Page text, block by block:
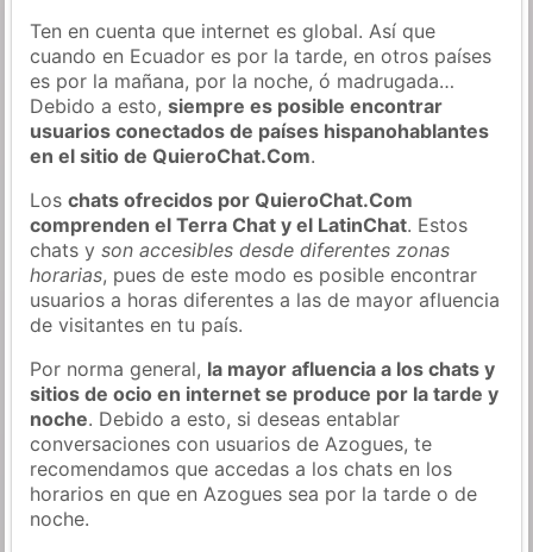
Ten en cuenta que internet es global. Así que
cuando en Ecuador es por la tarde, en otros países
es por la mañana, por la noche, ó madrugada…
Debido a esto,siempre es posible encontrar
usuarios conectados de países hispanohablantes
en el sitio de QuieroChat.Com.
Loschats ofrecidos por QuieroChat.Com
comprenden el Terra Chat y el LatinChat. Estos
chats yson accesibles desde diferentes zonas
horarias, pues de este modo es posible encontrar
usuarios a horas diferentes a las de mayor afluencia
de visitantes en tu país.
Por norma general, la mayor afluencia a los chats y
sitios de ocio en internet se produce por la tarde y
noche. Debido a esto, si deseas entablar
conversaciones con usuarios de Azogues, te
recomendamos que accedas a los chats en los
horarios en que en Azogues sea por la tarde o de
noche.